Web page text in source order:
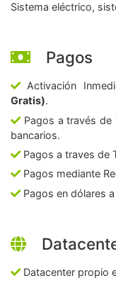
Sistema eléctrico,
Pagos
Activación
Gratis).
Pagos a través de
bancarios.
Pagos a traves de
Pagos mediante
Pagos en dólares
Datacenter propio